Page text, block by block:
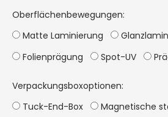
Oberflächenbewegungen:
Matte Laminierung
Folienprägung
Spot-UV
Verpackungsboxoptionen:
Tuck-End-Box
Magnetische